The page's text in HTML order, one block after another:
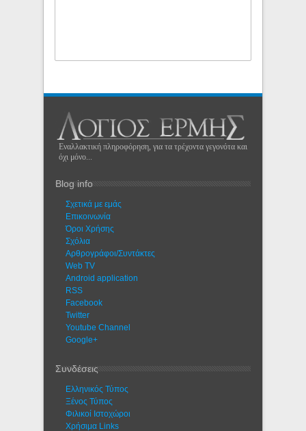
Εναλλακτική πληροφόρηση, για τα τρέχοντα γεγονότα και
όχι μόνο...
Blog info
Σχετικά με εμάς
Eπικοινωνία
Όροι Χρήσης
Σχόλια
Αρθρογράφοι/Συντάκτες
Web TV
Android application
RSS
Facebook
Twitter
Youtube Channel
Google+
Συνδέσεις
Ελληνικός Τύπος
Ξένος Τύπος
Φιλικοί Ιστοχώροι
Χρήσιμα Links